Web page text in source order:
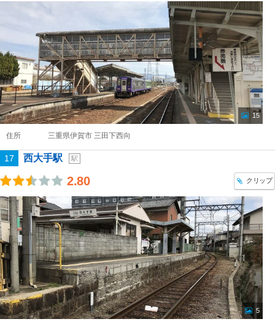
15
住所 三重県伊賀市 三田下西向
17 西大手駅 駅
2.80 クリップ
5